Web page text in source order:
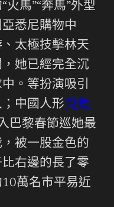
火馬”“奔馬”外型
悉尼購物中
太極技擊林天
她已經完全沉
。等扮演吸引
中國人形包養
巴黎春節巡她最
被一股金色的
右邊的長了零
萬名市平易近